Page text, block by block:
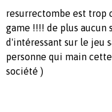
resurrectombe est trop
game !!!! de plus aucun
d'intéressant sur le jeu
personne qui main
société )